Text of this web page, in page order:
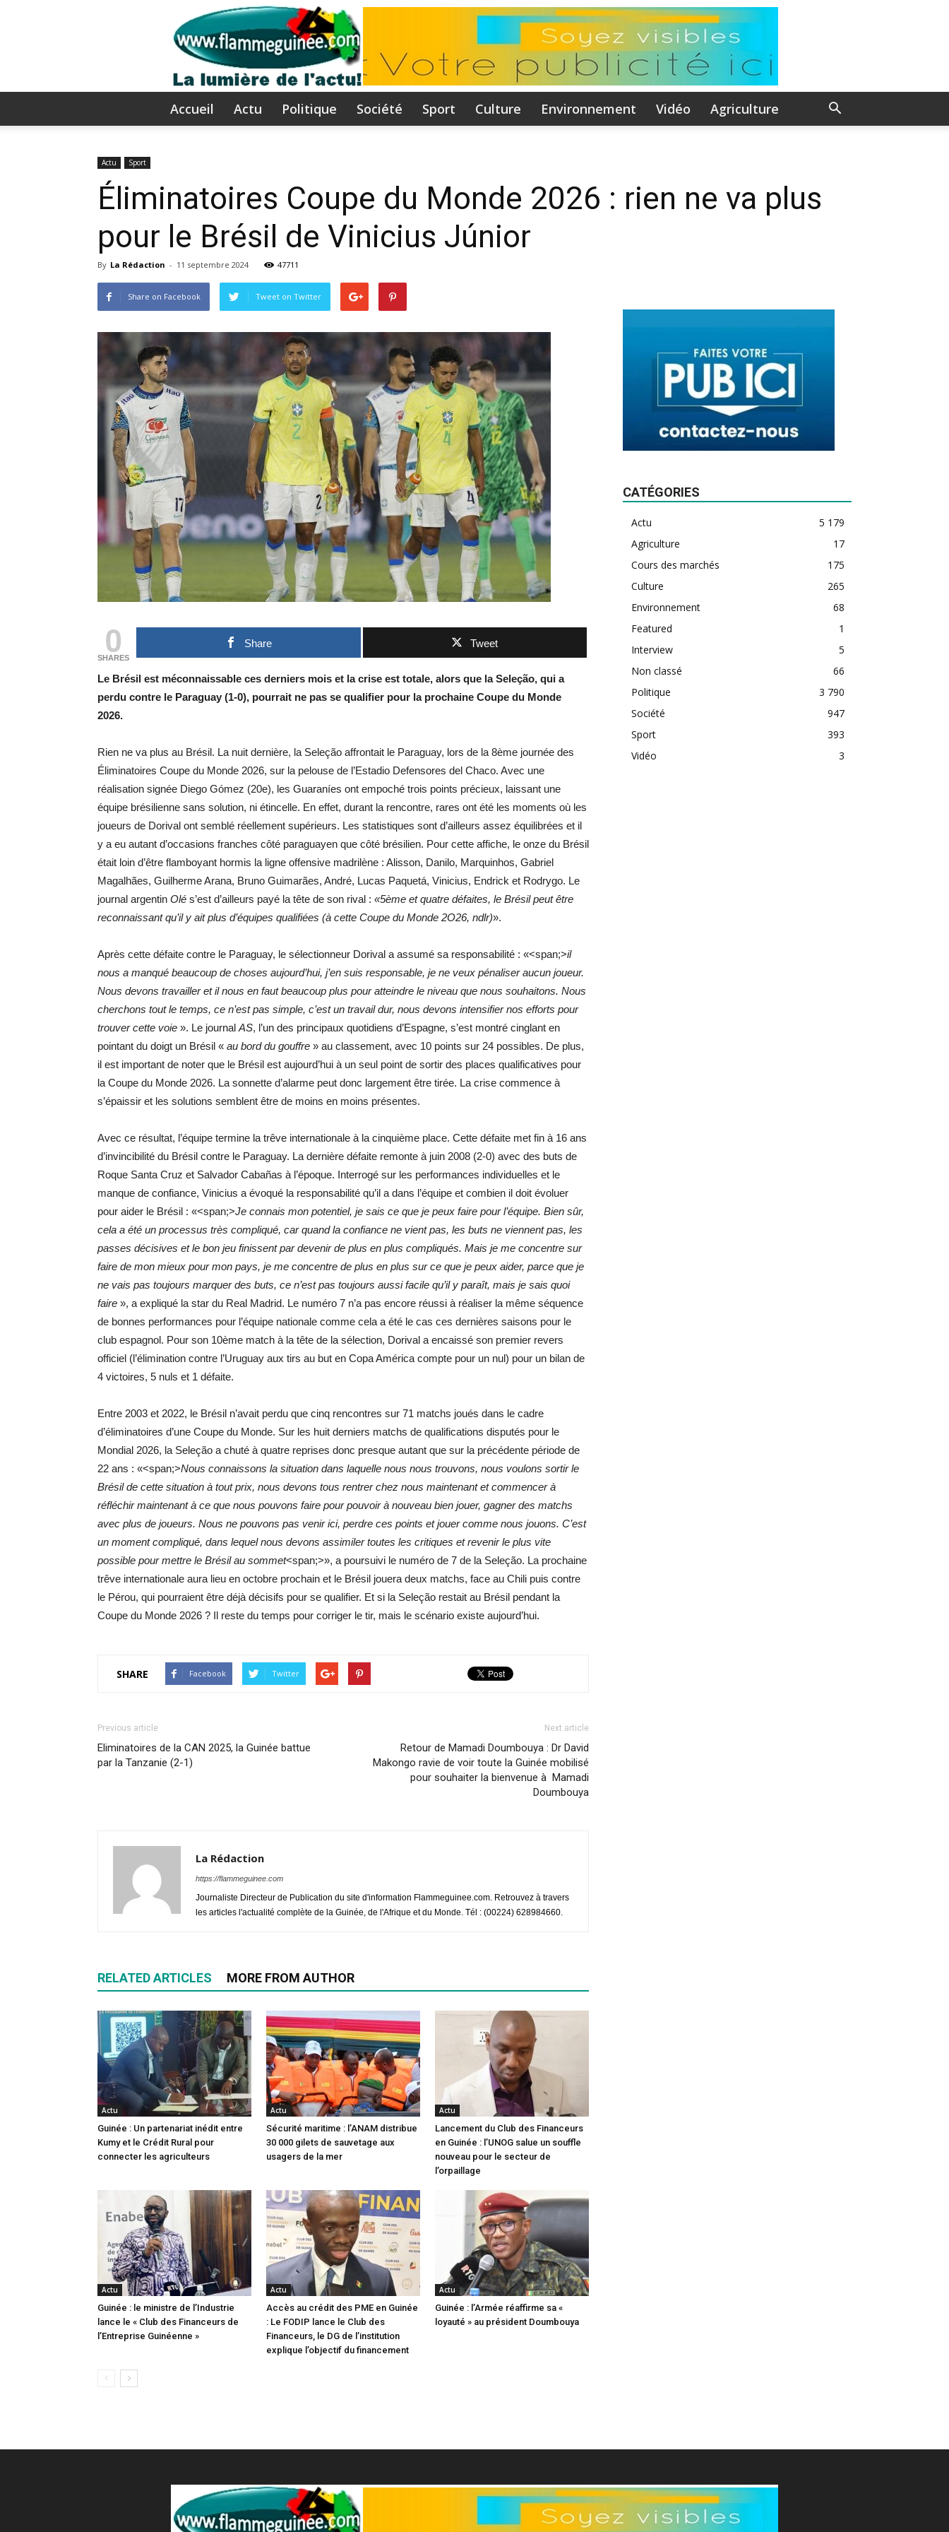
I
lumière
d'actualité!
Accueil Actu Politique Société Sport Culture Environnement Vidéo Agriculture
Actu Sport
Éliminatoires Coupe du Monde 2026 : rien ne va plus
pour le Brésil de Vinicius Júnior
By La Rédaction - 11 septembre 2024 47711
Share on Facebook Tweet on Twitter
0
SHARES
Share Tweet
Le Brésil est méconnaissable ces derniers mois et la crise est totale, alors que la Seleção, qui a
perdu contre le Paraguay (1-0), pourrait ne pas se qualifier pour la prochaine Coupe du Monde
2026.
Rien ne va plus au Brésil. La nuit dernière, la Seleção affrontait le Paraguay, lors de la 8ème journée des
Éliminatoires Coupe du Monde 2026, sur la pelouse de l’Estadio Defensores del Chaco. Avec une
réalisation signée Diego Gómez (20e), les Guaraníes ont empoché trois points précieux, laissant une
équipe brésilienne sans solution, ni étincelle. En effet, durant la rencontre, rares ont été les moments où les
joueurs de Dorival ont semblé réellement supérieurs. Les statistiques sont d’ailleurs assez équilibrées et il
y a eu autant d’occasions franches côté paraguayen que côté brésilien. Pour cette affiche, le onze du Brésil
était loin d’être flamboyant hormis la ligne offensive madrilène : Alisson, Danilo, Marquinhos, Gabriel
Magalhães, Guilherme Arana, Bruno Guimarães, André, Lucas Paquetá, Vinicius, Endrick et Rodrygo. Le
journal argentin Olé s’est d’ailleurs payé la tête de son rival : «5ème et quatre défaites, le Brésil peut être
reconnaissant qu’il y ait plus d’équipes qualifiées (à cette Coupe du Monde 2O26, ndlr)».
Après cette défaite contre le Paraguay, le sélectionneur Dorival a assumé sa responsabilité : «<span;>il
nous a manqué beaucoup de choses aujourd’hui, j’en suis responsable, je ne veux pénaliser aucun joueur.
Nous devons travailler et il nous en faut beaucoup plus pour atteindre le niveau que nous souhaitons. Nous
cherchons tout le temps, ce n’est pas simple, c’est un travail dur, nous devons intensifier nos efforts pour
trouver cette voie ». Le journal AS, l’un des principaux quotidiens d’Espagne, s’est montré cinglant en
pointant du doigt un Brésil « au bord du gouffre » au classement, avec 10 points sur 24 possibles. De plus,
il est important de noter que le Brésil est aujourd’hui à un seul point de sortir des places qualificatives pour
la Coupe du Monde 2026. La sonnette d’alarme peut donc largement être tirée. La crise commence à
s’épaissir et les solutions semblent être de moins en moins présentes.
Avec ce résultat, l’équipe termine la trêve internationale à la cinquième place. Cette défaite met fin à 16 ans
d’invincibilité du Brésil contre le Paraguay. La dernière défaite remonte à juin 2008 (2-0) avec des buts de
Roque Santa Cruz et Salvador Cabañas à l’époque. Interrogé sur les performances individuelles et le
manque de confiance, Vinicius a évoqué la responsabilité qu’il a dans l’équipe et combien il doit évoluer
pour aider le Brésil : «<span;>Je connais mon potentiel, je sais ce que je peux faire pour l’équipe. Bien sûr,
cela a été un processus très compliqué, car quand la confiance ne vient pas, les buts ne viennent pas, les
passes décisives et le bon jeu finissent par devenir de plus en plus compliqués. Mais je me concentre sur
faire de mon mieux pour mon pays, je me concentre de plus en plus sur ce que je peux aider, parce que je
ne vais pas toujours marquer des buts, ce n’est pas toujours aussi facile qu’il y paraît, mais je sais quoi
faire », a expliqué la star du Real Madrid. Le numéro 7 n’a pas encore réussi à réaliser la même séquence
de bonnes performances pour l’équipe nationale comme cela a été le cas ces dernières saisons pour le
club espagnol. Pour son 10ème match à la tête de la sélection, Dorival a encaissé son premier revers
officiel (l’élimination contre l’Uruguay aux tirs au but en Copa América compte pour un nul) pour un bilan de
4 victoires, 5 nuls et 1 défaite.
Entre 2003 et 2022, le Brésil n’avait perdu que cinq rencontres sur 71 matchs joués dans le cadre
d’éliminatoires d’une Coupe du Monde. Sur les huit derniers matchs de qualifications disputés pour le
Mondial 2026, la Seleção a chuté à quatre reprises donc presque autant que sur la précédente période de
22 ans : «<span;>Nous connaissons la situation dans laquelle nous nous trouvons, nous voulons sortir le
Brésil de cette situation à tout prix, nous devons tous rentrer chez nous maintenant et commencer à
réfléchir maintenant à ce que nous pouvons faire pour pouvoir à nouveau bien jouer, gagner des matchs
avec plus de joueurs. Nous ne pouvons pas venir ici, perdre ces points et jouer comme nous jouons. C’est
un moment compliqué, dans lequel nous devons assimiler toutes les critiques et revenir le plus vite
possible pour mettre le Brésil au sommet<span;>», a poursuivi le numéro de 7 de la Seleção. La prochaine
trêve internationale aura lieu en octobre prochain et le Brésil jouera deux matchs, face au Chili puis contre
le Pérou, qui pourraient être déjà décisifs pour se qualifier. Et si la Seleção restait au Brésil pendant la
Coupe du Monde 2026 ? Il reste du temps pour corriger le tir, mais le scénario existe aujourd’hui.
SHARE Facebook Twitter
Previous article
Eliminatoires de la CAN 2025, la Guinée battue
par la Tanzanie (2-1)
Next article
Retour de Mamadi Doumbouya : Dr David
Makongo ravie de voir toute la Guinée mobilisé
pour souhaiter la bienvenue à Mamadi
Doumbouya
La Rédaction
https://flammeguinee.com
Journaliste Directeur de Publication du site d'information Flammeguinee.com. Retrouvez à travers
les articles l'actualité complète de la Guinée, de l'Afrique et du Monde. Tél : (00224) 628984660.
RELATED ARTICLES MORE FROM AUTHOR
Actu
Guinée : Un partenariat inédit entre
Kumy et le Crédit Rural pour
connecter les agriculteurs
Actu
Sécurité maritime : l’ANAM distribue
30 000 gilets de sauvetage aux
usagers de la mer
Actu
Lancement du Club des Financeurs
en Guinée : l’UNOG salue un souffle
nouveau pour le secteur de
l’orpaillage
Actu
Guinée : le ministre de l’Industrie
lance le « Club des Financeurs de
l’Entreprise Guinéenne »
Actu
Accès au crédit des PME en Guinée
: Le FODIP lance le Club des
Financeurs, le DG de l’institution
explique l’objectif du financement
Actu
Guinée : l’Armée réaffirme sa «
loyauté » au président Doumbouya
CATÉGORIES
Actu
5 179
Agriculture
17
Cours des marchés
175
Culture
265
Environnement
68
Featured
1
Interview
5
Non classé
66
Politique
3 790
Société
947
Sport
393
Vidéo
3